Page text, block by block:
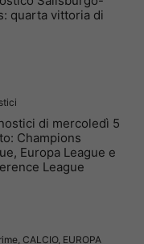
quarta vittoria di
di mercoledì 5
Champions
Europa League e
League
, CALCIO, EUROPA